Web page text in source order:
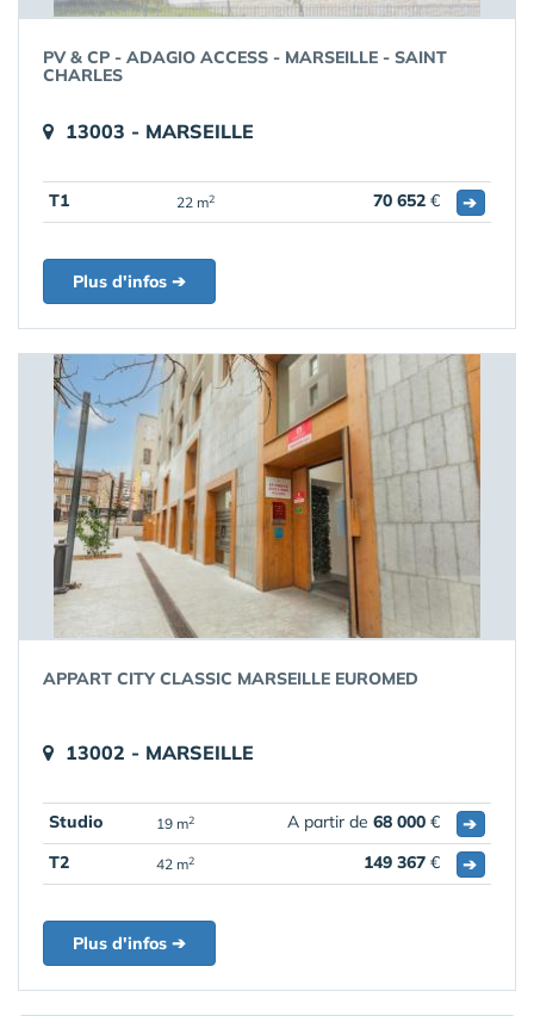
PV & CP - ADAGIO ACCESS - MARSEILLE - SAINT
CHARLES
13003 - MARSEILLE
T1 22 m2 70 652 € ➔
Plus d'infos ➔
APPART CITY CLASSIC MARSEILLE EUROMED
13002 - MARSEILLE
Studio 19 m2 A partir de 68 000 €
➔
T2
42 m2 149 367 € ➔
Plus d'infos ➔